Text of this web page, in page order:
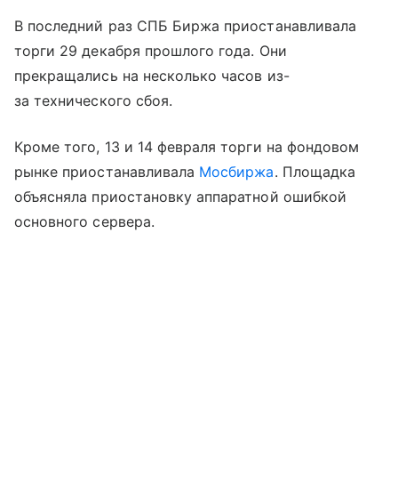
В последний раз СПБ Биржа приостанавливала
торги 29 декабря прошлого года. Они
прекращались на несколько часов из-
за технического сбоя.
Кроме того, 13 и 14 февраля торги на фондовом
рынке приостанавливала Мосбиржа. Площадка
объясняла приостановку аппаратной ошибкой
основного сервера.